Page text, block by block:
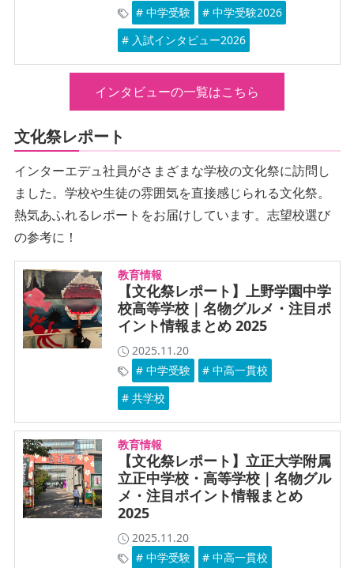
# 中学受験
# 中学受験2026
# 入試インタビュー2026
インタビューの一覧はこちら
文化祭レポート
インターエデュ社員がさまざまな学校の文化祭に訪問し
ました。学校や生徒の雰囲気を直接感じられる文化祭。
熱気あふれるレポートをお届けしています。志望校選び
の参考に！
教育情報
【文化祭レポート】上野学園中学
校高等学校｜名物グルメ・注目ポ
イント情報まとめ 2025
2025.11.20
# 中学受験
# 中高一貫校
# 共学校
教育情報
【文化祭レポート】立正大学附属
立正中学校・高等学校｜名物グル
メ・注目ポイント情報まとめ
2025
2025.11.20
# 中学受験
# 中高一貫校